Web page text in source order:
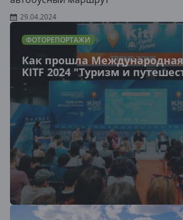
29.04.2024
ФОТОРЕПОРТАЖИ
Как прошла
KITF 2024 "Туризм и